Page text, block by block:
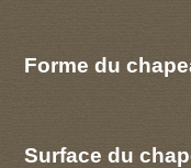
Forme du
Surface du